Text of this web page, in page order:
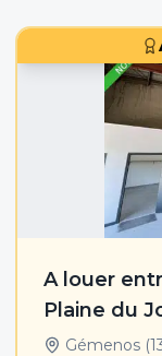
A louer
Plaine du
Gémenos (